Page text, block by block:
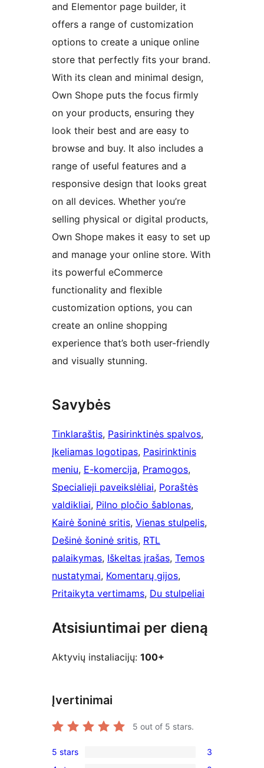
and Elementor page builder, it
offers a range of customization
options to create a unique online
store that perfectly fits your brand.
With its clean and minimal design,
Own Shope puts the focus firmly
on your products, ensuring they
look their best and are easy to
browse and buy. It also includes a
range of useful features and a
responsive design that looks great
on all devices. Whether you’re
selling physical or digital products,
Own Shope makes it easy to set up
and manage your online store. With
its powerful eCommerce
functionality and flexible
customization options, you can
create an online shopping
experience that’s both user-friendly
and visually stunning.
Savybės
Tinklaraštis, Pasirinktinės spalvos
Įkeliamas logotipas, Pasirinktinis
meniu, E-komercija, Pramogos
Specialieji paveikslėliai, Poraštės
valdikliai, Pilno pločio šablonas
Kairė šoninė sritis, Vienas stulpelis
Dešinė šoninė sritis, RTL
palaikymas, Iškeltas įrašas, Temos
nustatymai, Komentarų gijos
Pritaikyta vertimams, Du stulpeliai
Atsisiuntimai per dieną
Aktyvių instaliacijų: 100+
Įvertinimai
5 out of 5 stars.
3
5 stars
3